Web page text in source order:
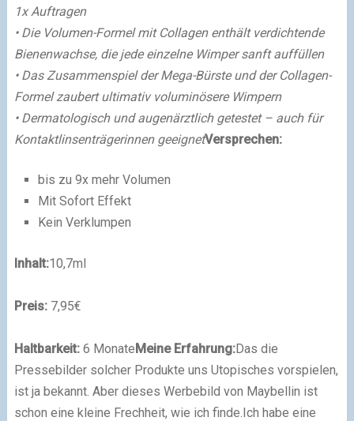
1x Auftragen
• Die Volumen-Formel mit Collagen enthält verdichtende
Bienenwachse, die jede einzelne Wimper sanft auffüllen
• Das Zusammenspiel der Mega-Bürste und der Collagen-
Formel zaubert ultimativ voluminösere Wimpern
• Dermatologisch und augenärztlich getestet – auch für
Kontaktlinsenträgerinnen geeignetVersprechen:
bis zu 9x mehr Volumen
Mit Sofort Effekt
Kein Verklumpen
Inhalt:10,7ml
Preis:7,95€
Haltbarkeit:6 MonateMeine Erfahrung:Das die
Pressebilder solcher Produkte uns Utopisches vorspielen,
ist ja bekannt. Aber dieses Werbebild von Maybellin ist
schon eine kleine Frechheit, wie ich finde. Ich habe eine